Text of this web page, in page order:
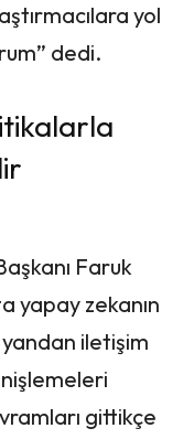
yol
dedi.
Faruk
yapay zekanın
iletişim
gittikçe